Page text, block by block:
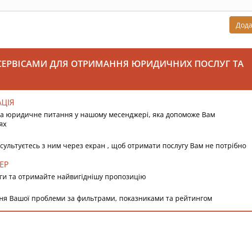
ДЛЯ ОТРИМАННЯ ЮРИДИЧНИХ ПОСЛУГ ТА
юридичне питання у нашому месенджері, яка допоможе Вам
з ним через екран , щоб отримати послугу Вам не потрібно
та отримайте найвигіднішу пропозицію
Вашої проблеми за фильтрами, показниками та рейтингом